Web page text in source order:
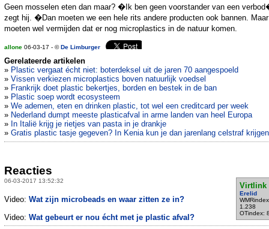
Geen mosselen eten dan maar? �Ik ben geen voorstander van een
zegt hij. �Dan moeten we een hele rits andere producten ook bannen.
moeten wel vermijden dat er nog microplastics in de natuur komen.
allone 06-03-17 - ©De Limburger
Gerelateerde artikelen
» Plastic vergaat écht niet: boterdeksel uit de jaren 70 aangespoeld
» Vissen verkiezen microplastics boven natuurlijk voedsel
» Frankrijk doet plastic bekertjes, borden en bestek in de ban
» Plastic soep wordt ecosysteem
» We ademen, eten en drinken plastic, tot wel een creditcard per week
» Nederland dumpt meeste plasticafval in arme landen van heel Europa
» In Italië krijg je rietjes van pasta in je drankje
» Gratis plastic tasje gegeven? In Kenia kun je dan jarenlang celstraf krijgen
Reacties
06-03-2017 13:52:32
Virtlink
Erelid
1.238
OTindex:
Video: Wat zijn microbeads en waar zitten ze in?
Video: Wat gebeurt er nou écht met je plastic afval?